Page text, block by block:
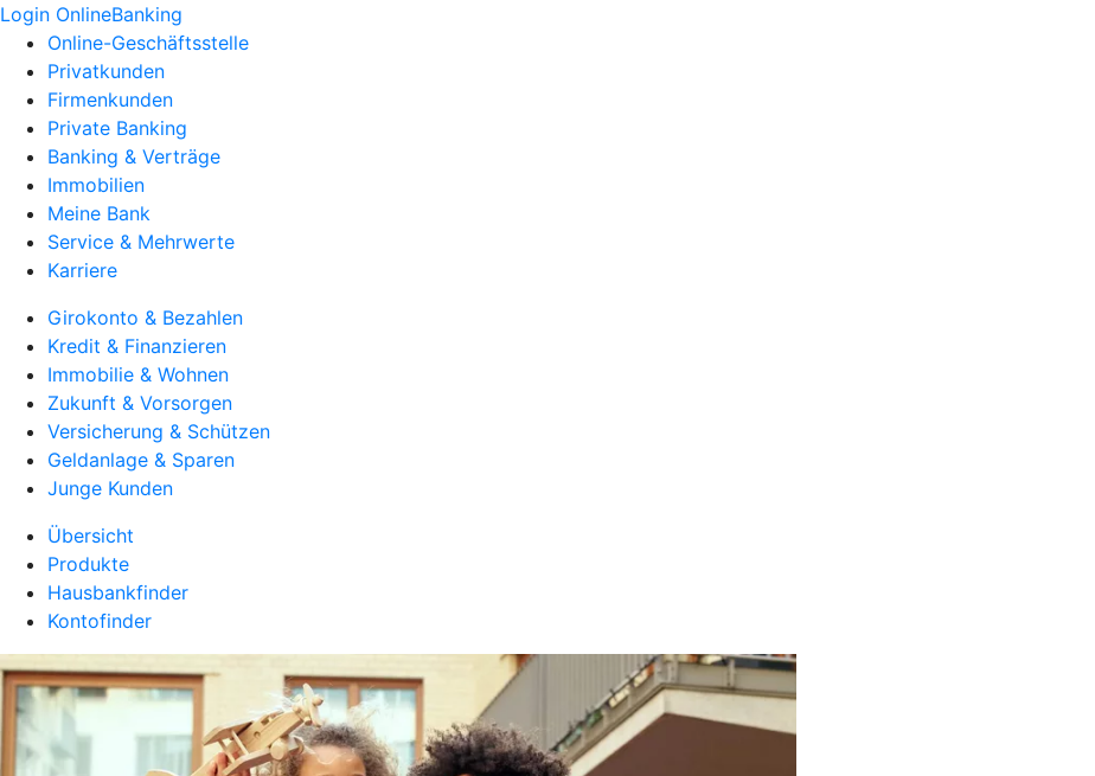
Login OnlineBanking
Online-Geschäftsstelle
Privatkunden
Firmenkunden
Private Banking
Banking & Verträge
Immobilien
Meine Bank
Service & Mehrwerte
Karriere
Girokonto & Bezahlen
Kredit & Finanzieren
Immobilie & Wohnen
Zukunft & Vorsorgen
Versicherung & Schützen
Geldanlage & Sparen
Junge Kunden
Übersicht
Produkte
Hausbankfinder
Kontofinder